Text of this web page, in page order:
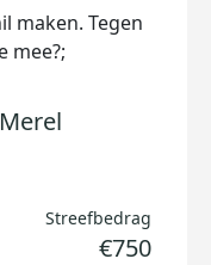
maken. Tegen
mee?;
Streefbedrag
€750